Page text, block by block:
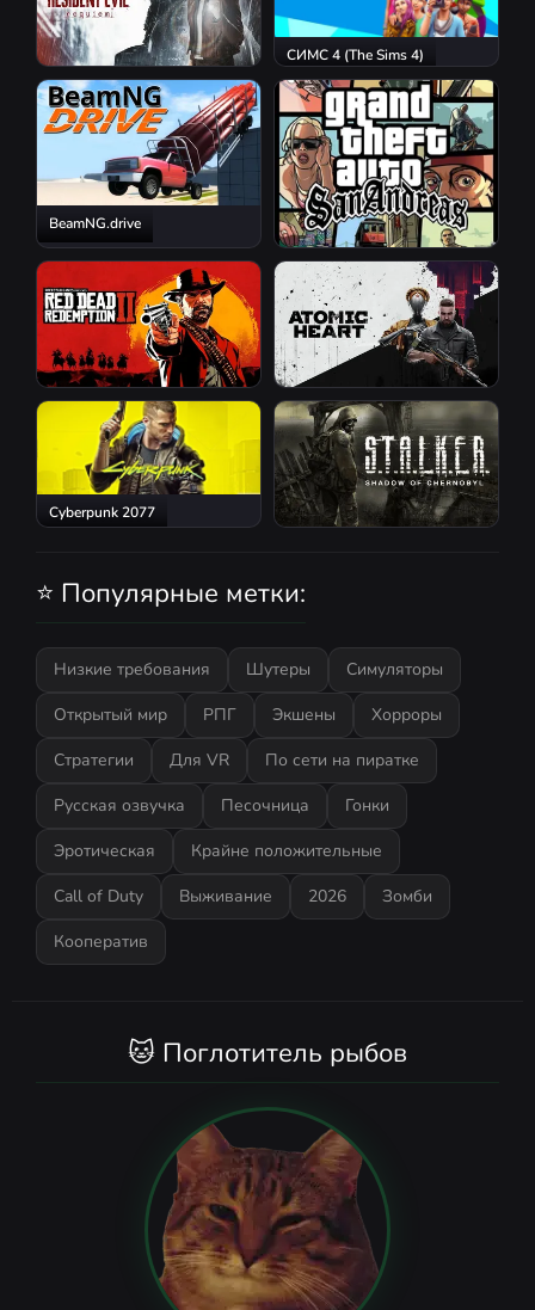
Resident Evil Requiem
СИМС 4 (The Sims 4)
BeamNG.drive
GTA San Andreas
Red Dead Redemption 2 Atomic Heart
Cyberpunk 2077
⭐ Популярные метки:
Низкие требования Шутеры
Симуляторы
Открытый мир
РПГ Экшены
Хорроры
Стратегии
Для VR
По сети на пиратке
Русская озвучка
Песочница
Гонки
Эротическая
Крайне положительные
Call of Duty
Выживание 2026
Зомби
Кооператив
🐱 Поглотитель рыбов